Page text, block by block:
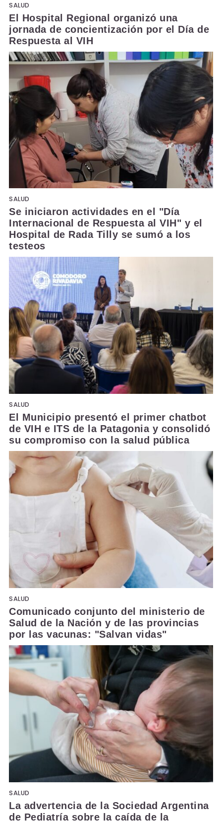
SALUD
El Hospital Regional organizó una
jornada de concientización por el Día de
Respuesta al VIH
SALUD
Se iniciaron actividades en el "Día
Internacional de Respuesta al VIH" y el
Hospital de Rada Tilly se sumó a los
testeos
SALUD
El Municipio presentó el primer chatbot
de VIH e ITS de la Patagonia y consolidó
su compromiso con la salud pública
SALUD
Comunicado conjunto del ministerio de
Salud de la Nación y de las provincias
por las vacunas: "Salvan vidas"
SALUD
La advertencia de la Sociedad Argentina
de Pediatría sobre la caída de la